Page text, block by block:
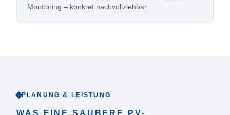
Monitoring – konkret nachvollziehbar.
PLANUNG & LEISTUNG
WAS EINE SAUBERE PV-